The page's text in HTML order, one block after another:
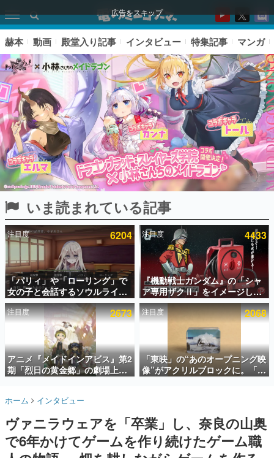
広告をスキップ
ピックアップ
電ファミのいま読まれている記事ランキング
アプリセール情報
インタビュー
連載・特集一覧
殿堂入り記事
SNS拡散数が数千以上！ ページビュー数万以上！ などな
ど。多くの人々に読まれた、電ファミ渾身の“殿堂入り”記
事をまとめました。
名作ゲームクリエイターの方々に製作時のエピソードをお
きます。
赫本
この物語を解いてはいけない。『赫本』は、〈試験問題〉
赫本 動画 殿堂入り記事 インタビュー 特集記事 マンガ
いま読まれている記事
注目度 6204
「パリィ」や「ローリング」で
女の子と会話するソウルライク
恋愛ゲーム『小早川さんはソウ
ルライク』無料公開。返事に失
敗すると「YOU DIED」
注目度 4433
『機動戦士ガンダム』の「シャ
ア専用ザクⅡ」をイメージした
散水ホースリールが予約開始。
本体にはシャアのパーソナルマ
ークやジオン公国軍のエンブレ
ム、型式番号などを配置
注目度 2673
アニメ『メイドインアビス』第2
期「烈日の黄金郷」の劇場上映
が決定！レグ役・伊瀬茉莉也さ
注目度 2068
「東映」の“あのオープニング映
像”がアクリルブロックに。「東
映ヒストリカル グッズコレクシ
ホーム インタビュー
ヴァニラウェアを「卒業」し、奈良の山奥
で6年かけてゲームを作り続けたゲーム職